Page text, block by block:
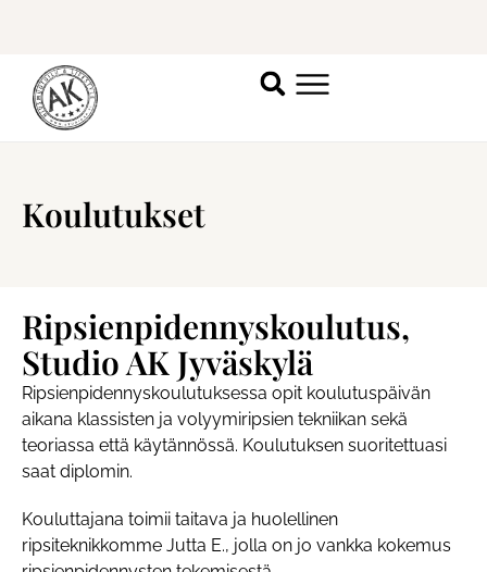
Katso vapaat ajat
Koulutukset
Ripsienpidennys­koulutus,
Studio AK Jyväskylä
Ripsienpidennyskoulutuksessa opit koulutuspäivän
aikana klassisten ja volyymiripsien tekniikan sekä
teoriassa että käytännössä. Koulutuksen suoritettuasi
saat diplomin.
Kouluttajana toimii taitava ja huolellinen
ripsiteknikkomme Jutta E., jolla on jo vankka kokemus